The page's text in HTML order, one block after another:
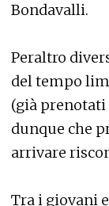
Bondavalli.
Peraltro
del tempo
(già prenotati
dunque che
arrivare
Tra i giovani